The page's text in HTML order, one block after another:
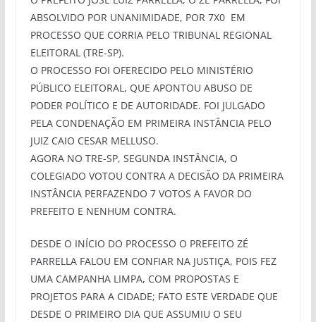
ABSOLVIDO POR UNANIMIDADE, POR 7X0 EM
PROCESSO QUE CORRIA PELO TRIBUNAL REGIONAL
ELEITORAL (TRE-SP).
O PROCESSO FOI OFERECIDO PELO MINISTÉRIO
PÚBLICO ELEITORAL, QUE APONTOU ABUSO DE
PODER POLÍTICO E DE AUTORIDADE. FOI JULGADO
PELA CONDENAÇÃO EM PRIMEIRA INSTÂNCIA PELO
JUIZ CAIO CESAR MELLUSO.
AGORA NO TRE-SP, SEGUNDA INSTÂNCIA, O
COLEGIADO VOTOU CONTRA A DECISÃO DA PRIMEIRA
INSTÂNCIA PERFAZENDO 7 VOTOS A FAVOR DO
PREFEITO E NENHUM CONTRA.
DESDE O INÍCIO DO PROCESSO O PREFEITO ZÉ
PARRELLA FALOU EM CONFIAR NA JUSTIÇA, POIS FEZ
UMA CAMPANHA LIMPA, COM PROPOSTAS E
PROJETOS PARA A CIDADE; FATO ESTE VERDADE QUE
DESDE O PRIMEIRO DIA QUE ASSUMIU O SEU